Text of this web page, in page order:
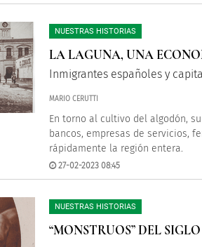
NUESTRAS HISTORIAS
LA LAGUNA, UNA
Inmigrantes españoles y
MARIO CERUTTI
En torno al cultivo del algodón,
bancos, empresas de servicios,
rápidamente la región entera.
27-02-2023 08:45
NUESTRAS HISTORIAS
“MONSTRUOS” DEL